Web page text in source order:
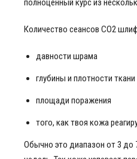
полноценный курс из
Количество сеансов СО2
давности шрама
глубины и плотности ткани
площади поражения
того, как твоя кожа
Обычно это диапазон от 3 до